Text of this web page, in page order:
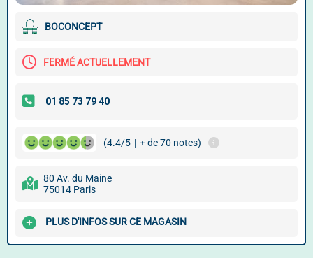
BOCONCEPT
FERMÉ ACTUELLEMENT
(4.4/5 | + de 70 notes)
80 Av. du Maine
75014 Paris
PLUS D'INFOS SUR CE MAGASIN